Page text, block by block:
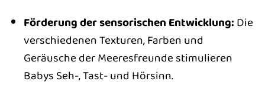
Förderung der sensorischen Entwicklung: Die
verschiedenen Texturen, Farben und
Geräusche der Meeresfreunde stimulieren
Babys Seh-, Tast- und Hörsinn.